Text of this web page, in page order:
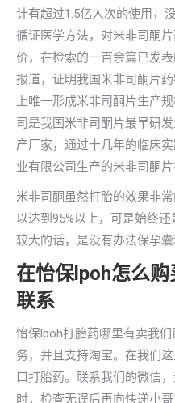
计有超过1.5亿人次的使用，
循证医学方法，对米非司酮
价，在检索的一百余篇已发
报道，证明我国米非司酮片
上唯一形成米非司酮片生产
司是我国米非司酮片最早研
产厂家，通过十几年的临床
业有限公司生产的米非司酮片
米非司酮虽然打胎的效果非
以达到95%以上，可是始终
较大的话，是没有办法保孕
在怡保lpoh怎么
联系
怡保lpoh打胎药哪里有卖我
务，并且支持淘宝。在我们
口打胎药。联系我们的微信
时，检查无误后再向快递小